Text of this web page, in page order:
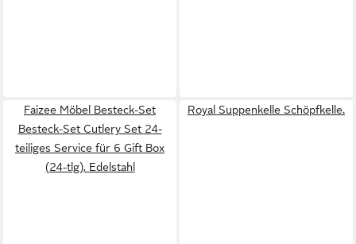
Faizee Möbel Besteck-Set
Besteck-Set Cutlery Set 24-
teiliges Service für 6 Gift Box
(24-tlg), Edelstahl
Royal Suppenkelle Schöpfkelle.